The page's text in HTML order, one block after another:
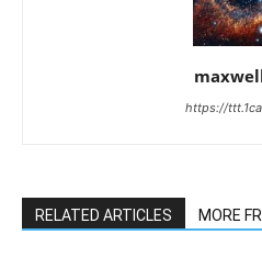
https://
RELATED ARTICLES MORE